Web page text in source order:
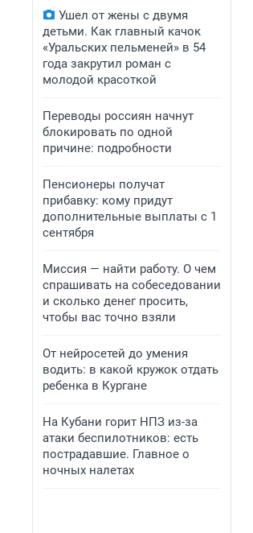
Ушел от жены с двумя
детьми. Как главный качок
«Уральских пельменей» в 54
года закрутил роман с
молодой красоткой
Переводы россиян начнут
блокировать по одной
причине: подробности
Пенсионеры получат
прибавку: кому придут
дополнительные выплаты с 1
сентября
Миссия — найти работу. О чем
спрашивать на собеседовании
и сколько денег просить,
чтобы вас точно взяли
От нейросетей до умения
водить: в какой кружок отдать
ребенка в Кургане
На Кубани горит НПЗ из-за
атаки беспилотников: есть
пострадавшие. Главное о
ночных налетах